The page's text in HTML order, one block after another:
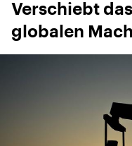
Verschiebt
globalen